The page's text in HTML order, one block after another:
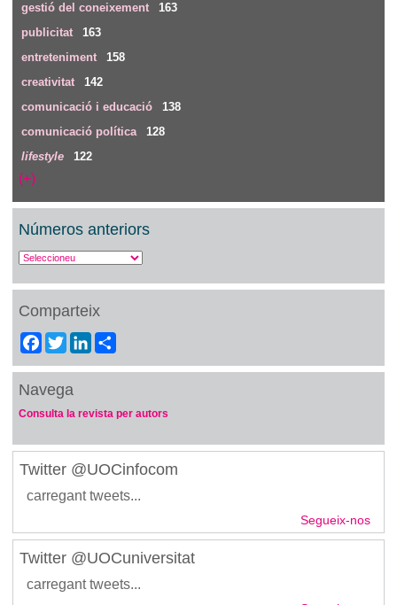
gestió del coneixement
163
publicitat
163
entreteniment
158
creativitat
142
comunicació i educació
138
comunicació política
128
lifestyle
122
(+)
Números anteriors
Comparteix
Facebook
TwitterLinkedIn
Navega
Consulta la revista per autors
Twitter @UOCinfocom
carregant tweets...
Segueix-nos
Twitter @UOCuniversitat
carregant tweets...